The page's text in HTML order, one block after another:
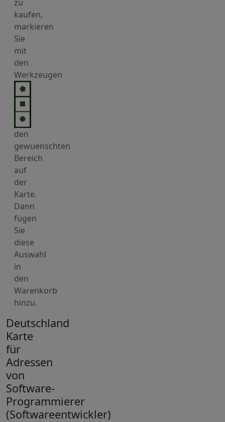
zu
kaufen,
markieren
Sie
mit
den
Werkzeugen
den
gewuenschten
Bereich
auf
der
Karte.
Dann
fügen
Sie
diese
Auswahl
in
den
Warenkorb
hinzu.
Deutschland
Karte
für
Adressen
von
Software-
Programmierer
(Softwareentwickler)